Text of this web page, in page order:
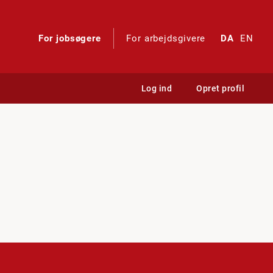
For jobsøgere For arbejdsgivere DA EN
Log ind Opret profil